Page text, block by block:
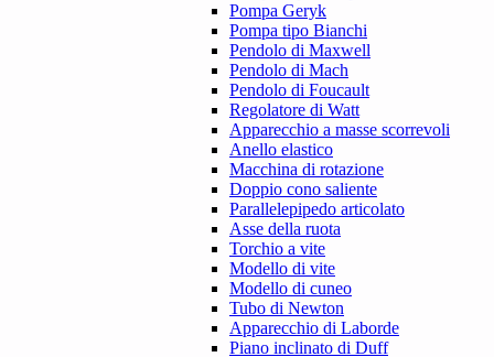
Pompa Geryk
Pompa tipo Bianchi
Pendolo di Maxwell
Pendolo di Mach
Pendolo di Foucault
Regolatore di Watt
Apparecchio a masse scorrevoli
Anello elastico
Macchina di rotazione
Doppio cono saliente
Parallelepipedo articolato
Asse della ruota
Torchio a vite
Modello di vite
Modello di cuneo
Tubo di Newton
Apparecchio di Laborde
Piano inclinato di Duff